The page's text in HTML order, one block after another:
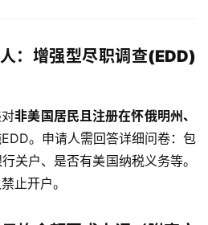
：增强型尽职调查(EDD)
非美国居民且注册在怀俄明州、
。申请人需回答详细问卷：包
关户、是否有美国纳税义务等。
止开户。